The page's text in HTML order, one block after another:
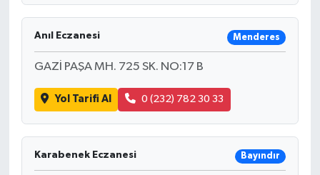
Anıl Eczanesi Menderes
GAZİ PAŞA MH. 725 SK. NO:17 B
Yol Tarifi Al 0 (232) 782 30 33
Karabenek Eczanesi Bayındır